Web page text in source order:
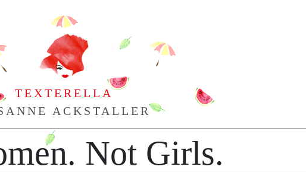
TEXTERELLA
ACKSTALLER
Not Girls.